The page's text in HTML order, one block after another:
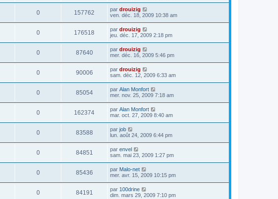
0 157762 par drouizig
ven. déc. 18, 2009 10:38 am
0 176518 par drouizig
jeu. déc. 17, 2009 2:18 pm
0 87640 par drouizig
mer. déc. 16, 2009 5:46 pm
0 90006 par drouizig
sam. déc. 12, 2009 6:33 am
0 85054 par Alan Monfort
mer. nov. 25, 2009 7:18 am
0 162374 par Alan Monfort
mar. oct. 27, 2009 8:40 am
0 83588 par job
lun. août 24, 2009 6:44 pm
0 84851 par envel
sam. mai 23, 2009 1:27 pm
0 85436 par Malo-net
mer. avr. 15, 2009 10:15 pm
0 84191 par 100drine
dim. mars 29, 2009 7:10 pm